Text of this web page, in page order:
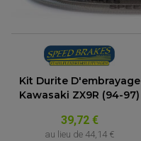
Kit Durite D'embrayage
Kawasaki ZX9R (94-97)
39,72 €
au lieu de 44,14 €